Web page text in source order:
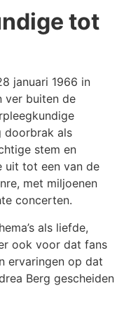
tot
januari 1966 in
ver buiten de
doorbrak als
stem en
uit tot een van de
met miljoenen
concerten.
als liefde,
ook voor dat fans
ervaringen op dat
Berg gescheiden